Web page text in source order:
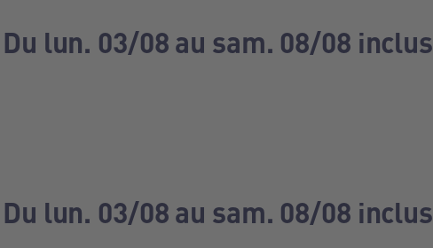
Du lun. 03/08 au sam. 08/08 inclus
Du lun. 03/08 au sam. 08/08 inclus